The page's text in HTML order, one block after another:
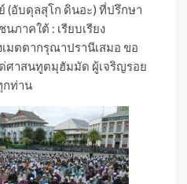
(อับดุลสุโก ดินอะ) ที่ปรึกษา
ภาคใต้ : เรียบเรียง
มตตากรุณาปรานีเสมอ ขอ
ศาสนทูตมุฮัมมัด ผู้เจริญรอย
กท่าน